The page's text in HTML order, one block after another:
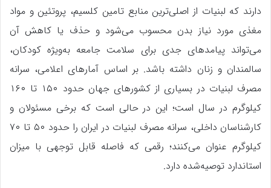
دارند که لبنیات از اصلی‌ترین منابع تامین کلسیم، پروتئین و مواد
مغذی مورد نیاز بدن محسوب می‌شود و حذف یا کاهش آن
می‌تواند پیامدهای جدی برای سلامت جامعه به‌ویژه کودکان،
سالمندان و زنان داشته باشد. بر اساس آمارهای اعلامی، سرانه
مصرف لبنیات در بسیاری از کشورهای جهان حدود ۱۵۰ تا ۱۶۰
کیلوگرم در سال است؛ این در حالی است که برخی مسئولان و
کارشناسان داخلی، سرانه مصرف لبنیات در ایران را حدود ۵۰ تا ۷۰
کیلوگرم عنوان می‌کنند؛ رقمی که فاصله قابل توجهی با میزان
استاندارد توصیه‌شده دارد.